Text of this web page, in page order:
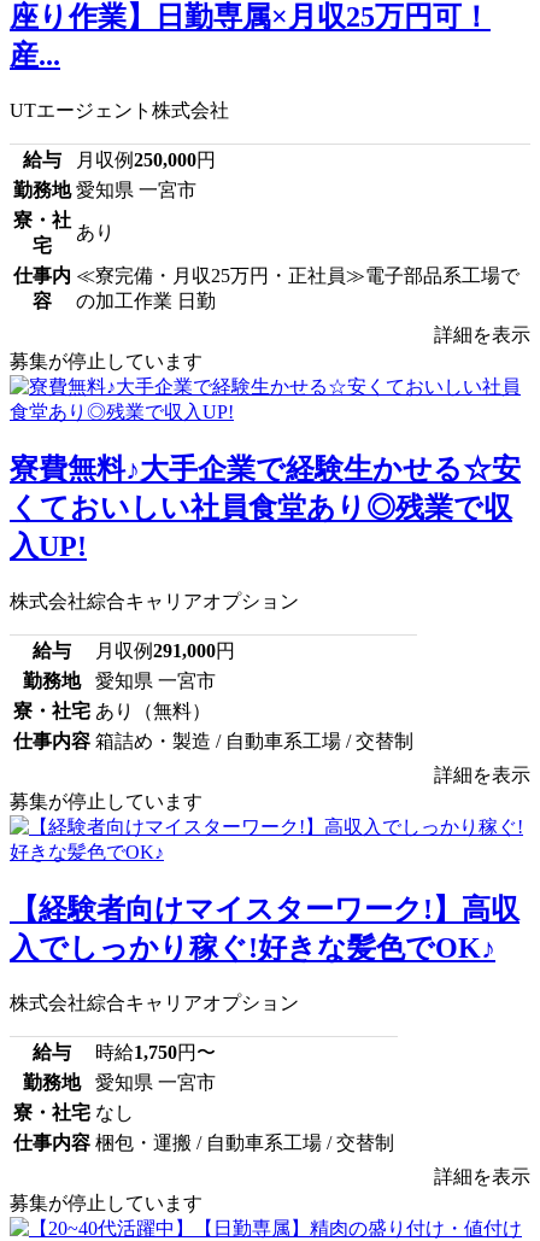
座り作業】日勤専属×月収25万円可！
産...
UTエージェント株式会社
給与 月収例250,000円
勤務地 愛知県 一宮市
寮・社
宅
あり
仕事内
容
≪寮完備・月収25万円・正社員≫電子部品系工場で
の加工作業 日勤
詳細を表示
募集が停止しています
寮費無料♪大手企業で経験生かせる☆安
くておいしい社員食堂あり◎残業で収
入UP!
株式会社綜合キャリアオプション
給与 月収例291,000円
勤務地
愛知県 一宮市
寮・社宅 あり（無料）
仕事内容 箱詰め・製造 / 自動車系工場 / 交替制
詳細を表示
募集が停止しています
【経験者向けマイスターワーク!】高収
入でしっかり稼ぐ!好きな髪色でOK♪
株式会社綜合キャリアオプション
給与 時給1,750円〜
勤務地
愛知県 一宮市
寮・社宅 なし
仕事内容 梱包・運搬 / 自動車系工場 / 交替制
詳細を表示
募集が停止しています